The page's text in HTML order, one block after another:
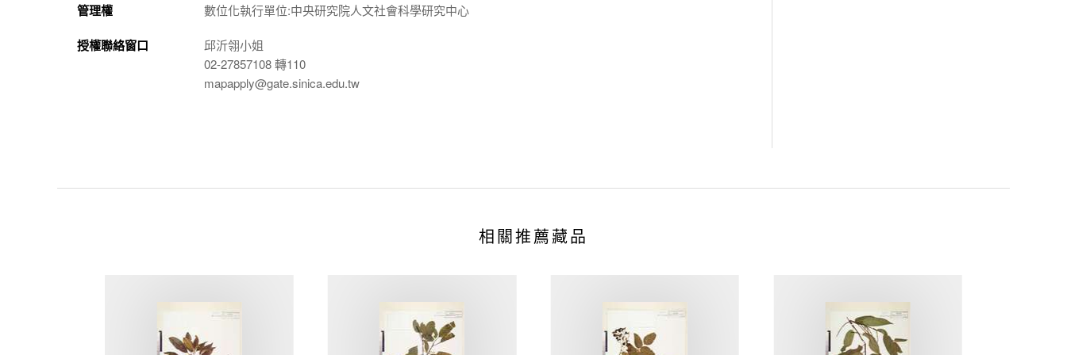
管理權 數位化執行單位:中央研究院人文社會科學研究中心
授權聯絡窗口
邱沂翎小姐
02-27857108 轉110
mapapply@gate.sinica.edu.tw
相關推薦藏品